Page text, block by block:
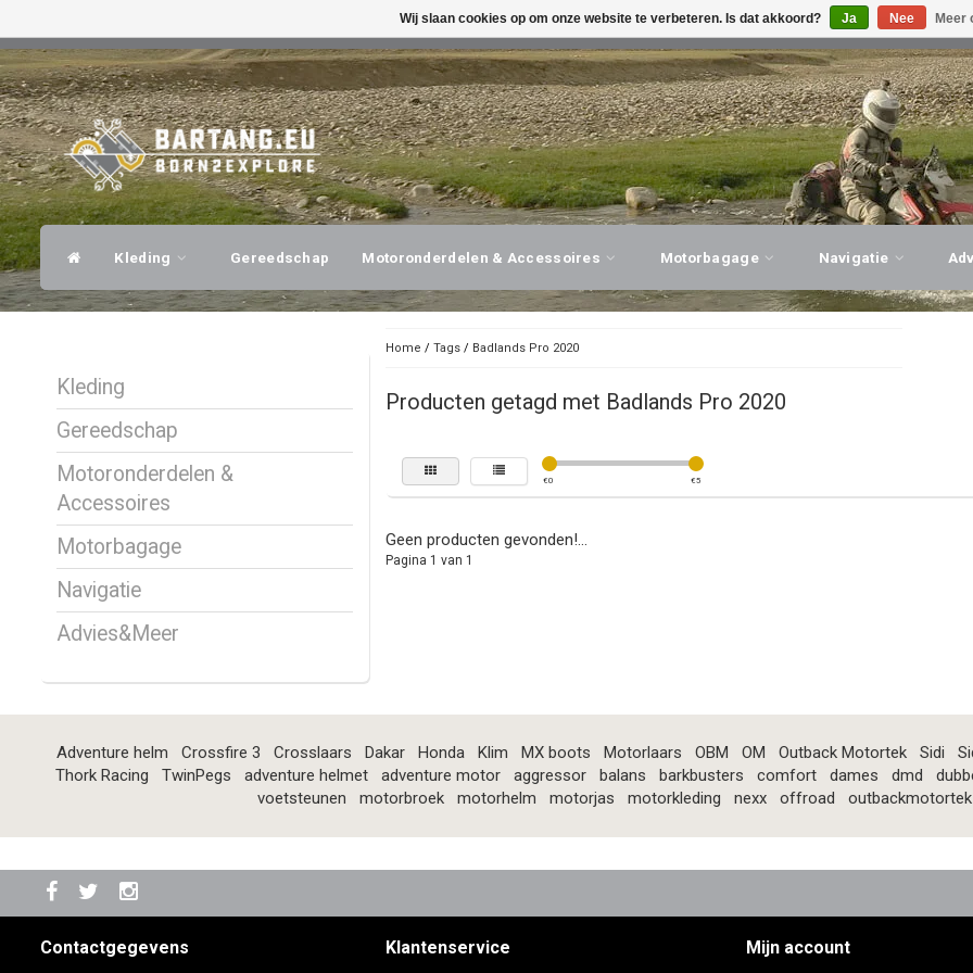
DESKUNDIG ADVIES, PERSOONLIJKE SERVICE! BEZOEK ONZE
Kleding Gereedschap Motoronderdelen & Accessoires Motorbagage Navigatie
Kleding
Gereedschap
Motoronderdelen &
Accessoires
Motorbagage
Navigatie
Advies&Meer
Home / Tags/ Badlands Pro 2020
Producten getagd met Badlands Pro 2020
€0 €5
Geen producten gevonden!...
Pagina 1 van 1
Adventure helm Crossfire 3 Crosslaars Dakar Honda Klim MX boots Motorlaars OBM OM Outback Motortek Sidi
Thork Racing
TwinPegs adventure helmet adventure motor aggressor balans barkbusters comfort dames dmd
voetsteunen
motorbroek motorhelm motorjas motorkleding nexx offroad outbackmotortek
Contactgegevens Klantenservice Mijn account
Wij slaan cookies op om onze website te verbeteren. Is dat akkoord? Ja Nee Meer